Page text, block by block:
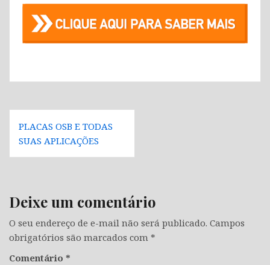
Navegação
de
Post
PLACAS OSB E TODAS
SUAS APLICAÇÕES
Deixe um comentário
O seu endereço de e-mail não será publicado. Campos
obrigatórios são marcados com *
Comentário *